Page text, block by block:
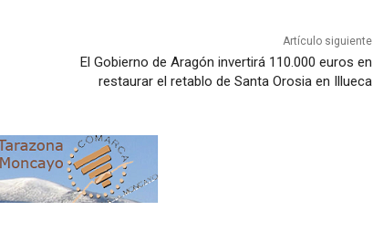
Artículo siguiente
El Gobierno de Aragón invertirá 110.000 euros en
restaurar el retablo de Santa Orosia en Illueca